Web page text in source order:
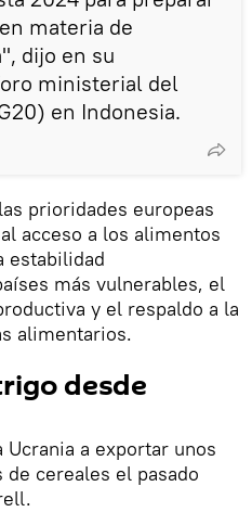
materia de
dijo en su
ministerial del
en Indonesia.
prioridades europeas
acceso a los alimentos
estabilidad
más vulnerables, el
y el respaldo a la
alimentarios.
desde
Ucrania a exportar unos
cereales el pasado